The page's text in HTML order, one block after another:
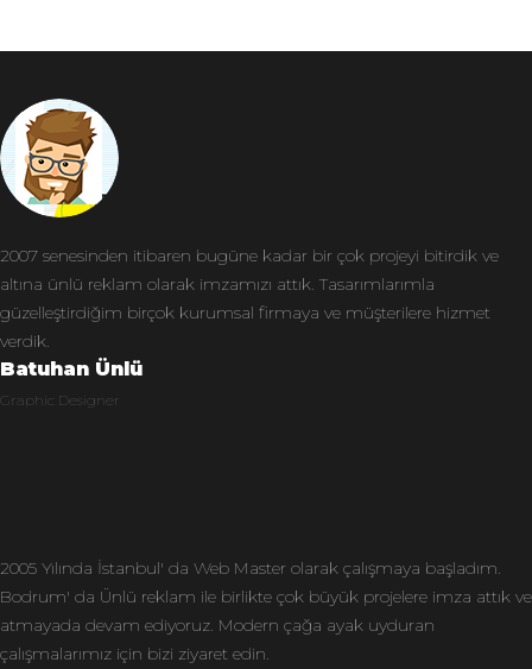
2007 senesinden itibaren bugüne kadar bir çok projeyi bitirdik ve
altına ünlü reklam olarak imzamızı attık. Tasarımlarımla
güzelleştirdiğim birçok kurumsal firmaya ve müşterilere hizmet
verdik.
Batuhan Ünlü
Graphic Designer
2005 Yılında İstanbul' da Web Master olarak çalışmaya başladım.
Bodrum' da Ünlü reklam ile birlikte çok büyük projelere imza attık ve
atmayada devam ediyoruz. Modern çağa ayak uyduran
çalışmalarımız için bizi ziyaret edin.